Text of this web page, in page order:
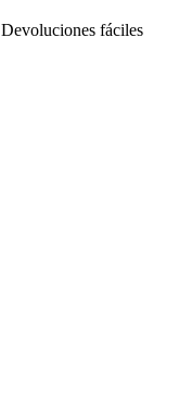
Devoluciones fáciles